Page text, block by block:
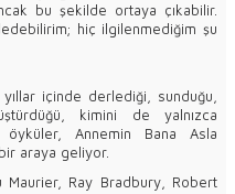
bu şekilde ortaya çıkabilir.
hiç ilgilenmediğim şu
içinde derlediği, sunduğu,
kimini de yalnızca
öyküler, Annemin Bana Asla
bir araya geliyor.
Ray Bradbury, Robert